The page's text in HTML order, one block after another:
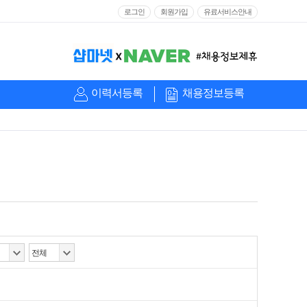
로그인 회원가입 유료서비스안내
이력서등록 채용정보등록